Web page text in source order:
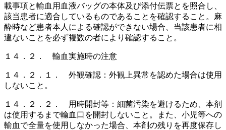
載事項と輸血用血液バッグの本体及び添付伝票とを照合し、
該当患者に適合しているものであることを確認すること。麻
酔時など患者本人による確認ができない場合、当該患者に相
違ないことを必ず複数の者により確認すること。
１４．２． 輸血実施時の注意
１４．２．１． 外観確認：外観上異常を認めた場合は使用
しないこと。
１４．２．２． 用時開封等：細菌汚染を避けるため、本剤
は使用するまで輸血口を開封しないこと。また、小児等への
輸血で全量を使用しなかった場合、本剤の残りを再度保存し